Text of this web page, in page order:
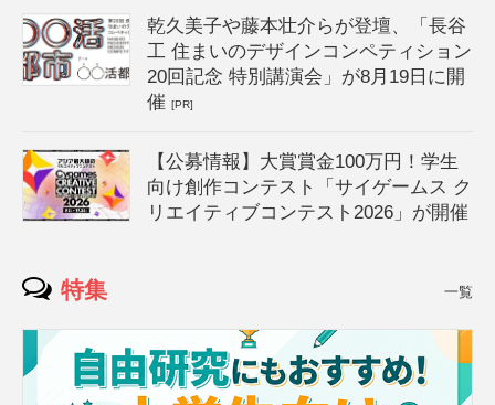
乾久美子や藤本壮介らが登壇、「長谷
工 住まいのデザインコンペティション
20回記念 特別講演会」が8月19日に開
催[PR]
【公募情報】大賞賞金100万円！学生
向け創作コンテスト「サイゲームス ク
リエイティブコンテスト2026」が開催
特集 一覧